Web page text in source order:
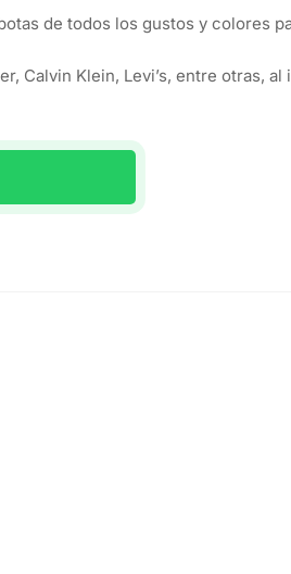
de todos los gustos y colores
Calvin Klein, Levi’s, entre otras,